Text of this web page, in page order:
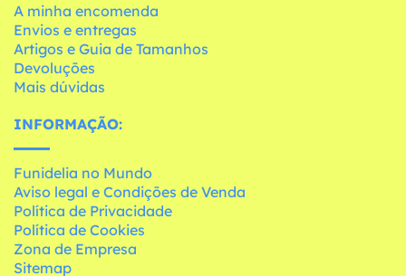
A minha encomenda
Envios e entregas
Artigos e Guia de Tamanhos
Devoluções
Mais dúvidas
INFORMAÇÃO:
Funidelia no Mundo
Aviso legal e Condições de Venda
Política de Privacidade
Política de Cookies
Zona de Empresa
Sitemap